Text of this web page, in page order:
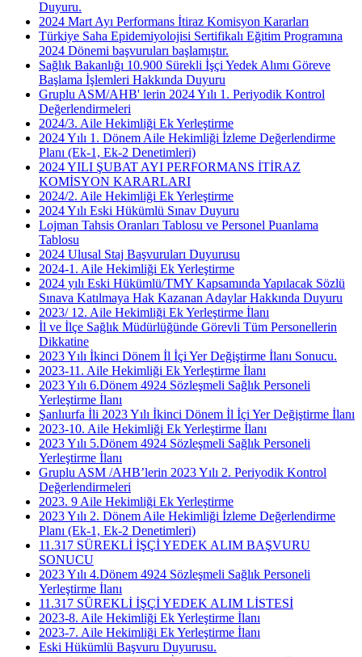
Duyuru.
2024 Mart Ayı Performans İtiraz Komisyon Kararları
Türkiye Saha Epidemiyolojisi Sertifikalı Eğitim Programına
2024 Dönemi başvuruları başlamıştır.
Sağlık Bakanlığı 10.900 Sürekli İşçi Yedek Alımı Göreve
Başlama İşlemleri Hakkında Duyuru
Gruplu ASM/AHB' lerin 2024 Yılı 1. Periyodik Kontrol
Değerlendirmeleri
2024/3. Aile Hekimliği Ek Yerleştirme
2024 Yılı 1. Dönem Aile Hekimliği İzleme Değerlendirme
Planı (Ek-1, Ek-2 Denetimleri)
2024 YILI ŞUBAT AYI PERFORMANS İTİRAZ
KOMİSYON KARARLARI
2024/2. Aile Hekimliği Ek Yerleştirme
2024 Yılı Eski Hükümlü Sınav Duyuru
Lojman Tahsis Oranları Tablosu ve Personel Puanlama
Tablosu
2024 Ulusal Staj Başvuruları Duyurusu
2024-1. Aile Hekimliği Ek Yerleştirme
2024 yılı Eski Hükümlü/TMY Kapsamında Yapılacak Sözlü
Sınava Katılmaya Hak Kazanan Adaylar Hakkında Duyuru
2023/ 12. Aile Hekimliği Ek Yerleştirme İlanı
İl ve İlçe Sağlık Müdürlüğünde Görevli Tüm Personellerin
Dikkatine
2023 Yılı İkinci Dönem İl İçi Yer Değiştirme İlanı Sonucu.
2023-11. Aile Hekimliği Ek Yerleştirme İlanı
2023 Yılı 6.Dönem 4924 Sözleşmeli Sağlık Personeli
Yerleştirme İlanı
Şanlıurfa İli 2023 Yılı İkinci Dönem İl İçi Yer Değiştirme İlanı
2023-10. Aile Hekimliği Ek Yerleştirme İlanı
2023 Yılı 5.Dönem 4924 Sözleşmeli Sağlık Personeli
Yerleştirme İlanı
Gruplu ASM /AHB’lerin 2023 Yılı 2. Periyodik Kontrol
Değerlendirmeleri
2023. 9 Aile Hekimliği Ek Yerleştirme
2023 Yılı 2. Dönem Aile Hekimliği İzleme Değerlendirme
Planı (Ek-1, Ek-2 Denetimleri)
11.317 SÜREKLİ İŞÇİ YEDEK ALIM BAŞVURU
SONUCU
2023 Yılı 4.Dönem 4924 Sözleşmeli Sağlık Personeli
Yerleştirme İlanı
11.317 SÜREKLİ İŞÇİ YEDEK ALIM LİSTESİ
2023-8. Aile Hekimliği Ek Yerleştirme İlanı
2023-7. Aile Hekimliği Ek Yerleştirme İlanı
Eski Hükümlü Başvuru Duyurusu.